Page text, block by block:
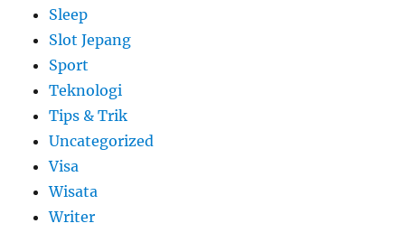
Sleep
Slot Jepang
Sport
Teknologi
Tips & Trik
Uncategorized
Visa
Wisata
Writer